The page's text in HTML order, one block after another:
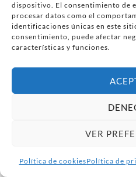
dispositivo. El consentimiento de
procesar datos como el
identificaciones únicas en este
consentimiento, puede afectar
características y funciones.
VER
Política de cookiesPolítica de